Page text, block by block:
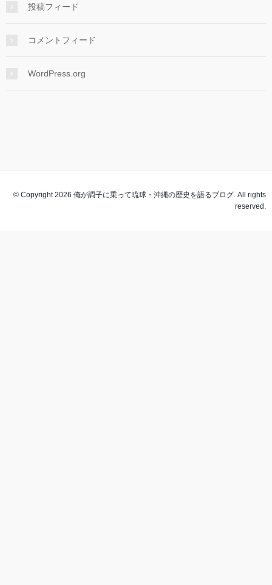
投稿フィード
コメントフィード
WordPress.org
© Copyright 2026 俺が調子に乗って琉球・沖縄の歴史を語るブログ. All rights
reserved.